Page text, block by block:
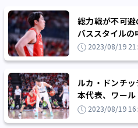
総力戦が不可
バススタイル
2023/08/19
ルカ・ドンチ
本代表、ワー
で35点差の完敗
2023/08/19